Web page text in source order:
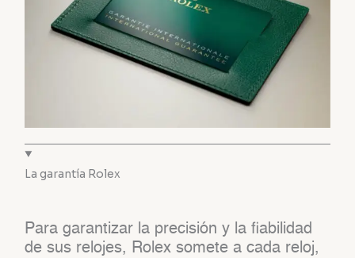
La garantía Rolex
Para garantizar la precisión y la fiabilidad
de sus relojes, Rolex somete a cada reloj,